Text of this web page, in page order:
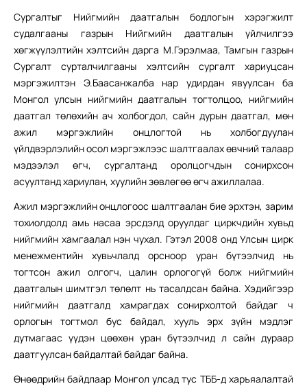
Сургалтыг Нийгмийн даатгалын бодлогын хэрэгжилт
судалгааны газрын Нийгмийн даатгалын үйлчилгээ
хөгжүүлэлтийн хэлтсийн дарга М.Гэрэлмаа, Тамгын газрын
Сургалт сурталчилгааны хэлтсийн сургалт хариуцсан
мэргэжилтэн Э.Баасанжалба нар удирдан явуулсан ба
Монгол улсын нийгмийн даатгалын тогтолцоо, нийгмийн
даатгал төлөхийн ач холбогдол, сайн дурын даатгал, мөн
ажил мэргэжлийн онцлогтой нь холбогдуулан
үйлдвэрлэлийн осол мэргэжлээс шалтгаалах өвчний талаар
мэдээлэл өгч, сургалтанд оролцогчдын сонирхсон
асуултанд хариулан, хуулийн зөвлөгөө өгч ажиллалаа.
Ажил мэргэжлийн онцлогоос шалтгаалан бие эрхтэн, зарим
тохиолдолд амь насаа эрсдэлд оруулдаг циркчдийн хувьд
нийгмийн хамгаалал нэн чухал. Гэтэл 2008 онд Улсын цирк
менежментийн хувьчлалд орсноор уран бүтээлчид нь
тогтсон ажил олгогч, цалин орлогогүй болж нийгмийн
даатгалын шимтгэл төлөлт нь тасалдсан байна. Хэдийгээр
нийгмийн даатгалд хамрагдах сонирхолтой байдаг ч
орлогын тогтмол бус байдал, хууль эрх зүйн мэдлэг
дутмагаас үүдэн цөөхөн уран бүтээлчид л сайн дураар
даатгуулсан байдалтай байдаг байна.
Өнөөдрийн байдлаар Монгол улсад тус ТББ-д харъяалалтай